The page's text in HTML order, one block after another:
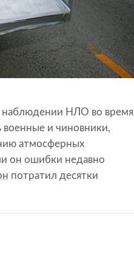
наблюдении НЛО во время
военные и чиновники,
атмосферных
он ошибки недавно
потратил десятки